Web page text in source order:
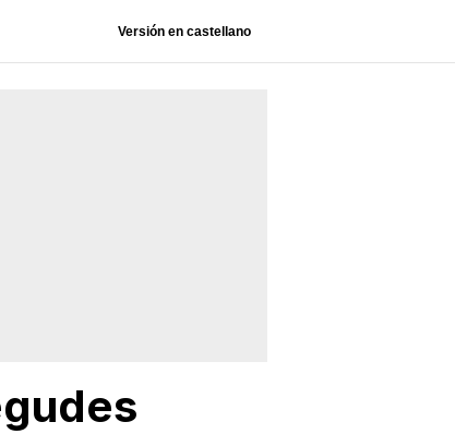
Versión en castellano